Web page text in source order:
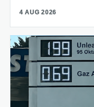
4 AUG 2026